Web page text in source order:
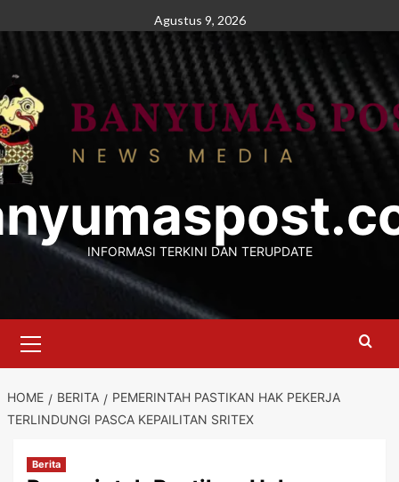
to
Agustus 9, 2026
INFORMASI TERKINI DAN TERUPDATE
Menu
HOME BERITA
PEMERINTAH PASTIKAN HAK PEKERJA
TERLINDUNGI PASCA KEPAILITAN SRITEX
Berita